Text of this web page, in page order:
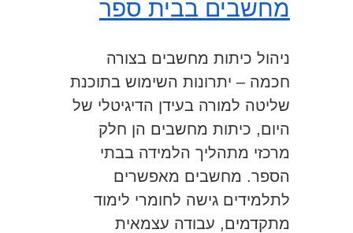
מחשבים בבית ספר
ניהול כיתות מחשבים בצורה
חכמה – יתרונות השימוש בתוכנת
שליטה למורה בעידן הדיגיטלי של
היום, כיתות מחשבים הן חלק
מרכזי מתהליך הלמידה בבתי
הספר. מחשבים מאפשרים
לתלמידים גישה לחומרי לימוד
מתקדמים, עבודה עצמאית